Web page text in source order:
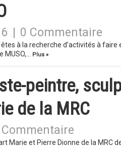
0 Commentaire
à la recherche d’activités à
MUSO,…
Plus »
peintre,
de la MRC
Marie et Pierre Dionne de la